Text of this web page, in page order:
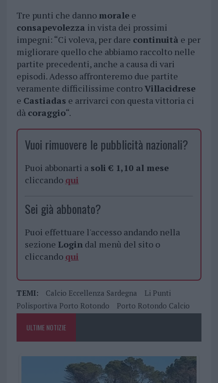
Tre punti che danno moralee
consapevolezza in vista dei prossimi
impegni: “Ci voleva, per dare continuità e per
migliorare quello che abbiamo raccolto nelle
partite precedenti, anche a causa di vari
episodi. Adesso affronteremo due partite
veramente difficilissime controVillacidrese
e Castiadas e arrivarci con questa vittoria ci
dà coraggio“.
Vuoi rimuovere le pubblicità nazionali?
Puoi abbonarti a soli € 1,10 al mese
cliccando qui
Sei già abbonato?
Puoi effettuare l'accesso andando nella
sezione Logindal menù del sito o
cliccando qui
TEMI: Calcio Eccellenza Sardegna
Li Punti
Polisportiva Porto Rotondo
Porto Rotondo Calcio
ULTIME NOTIZIE